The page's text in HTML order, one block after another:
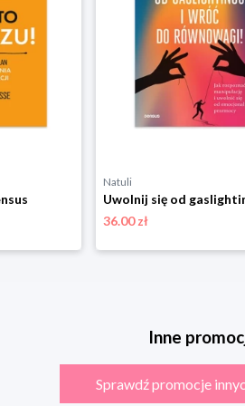
Natuli
36.00 zł
Inne
Sprawdź promocje